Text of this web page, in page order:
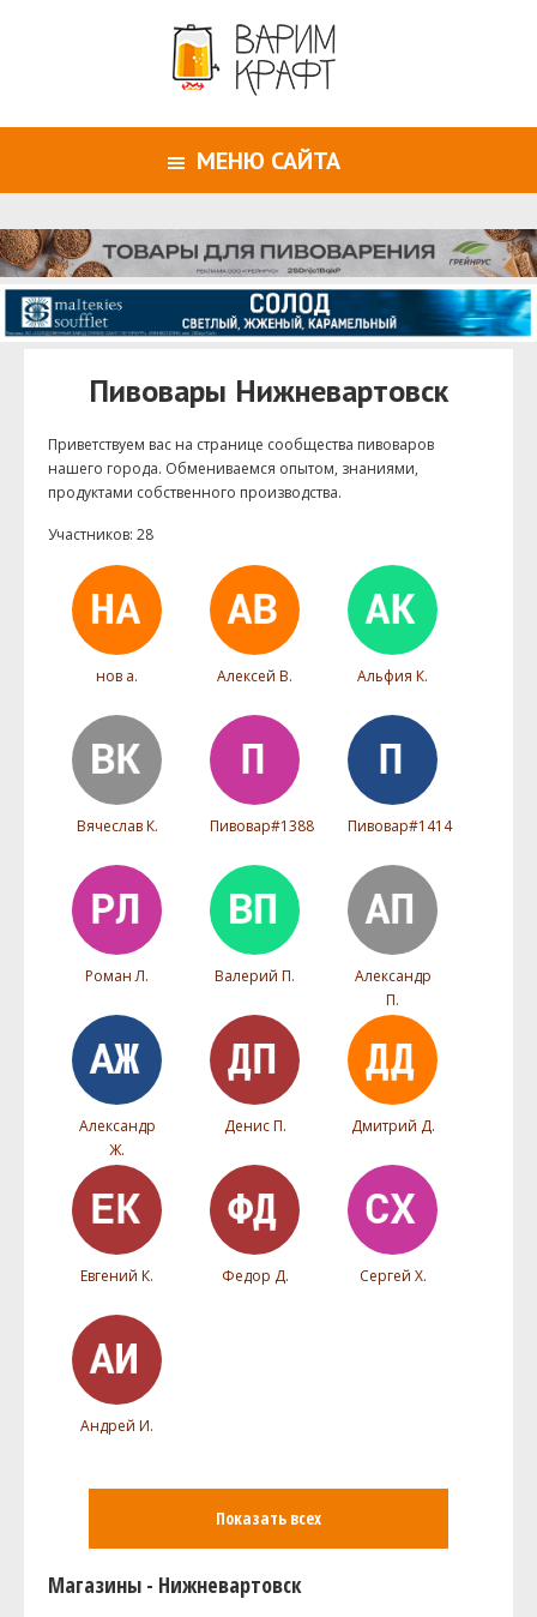
МЕНЮ САЙТА
Пивовары Нижневартовск
Приветствуем ваc на странице сообщества пивоваров
нашего города. Обмениваемся опытом, знаниями,
продуктами собственного производства.
Участников: 28
нов а. Алексей В. Альфия К.
Вячеслав К. Пивовар#1388 Пивовар#1414
Роман Л. Валерий П.
Александр
П.
Александр
Ж.
Денис П. Дмитрий Д.
Евгений К. Федор Д. Сергей Х.
Андрей И.
Показать всех
Магазины - Нижневартовск